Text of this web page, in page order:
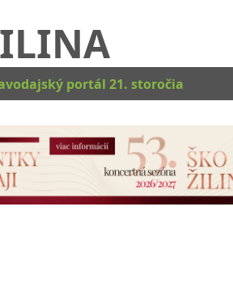
portál 21. storočia